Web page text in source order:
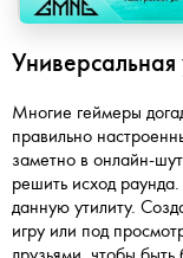
Универсальная
Многие геймеры
правильно
заметно в онлайн-
решить исход
данную утилиту.
игру или под